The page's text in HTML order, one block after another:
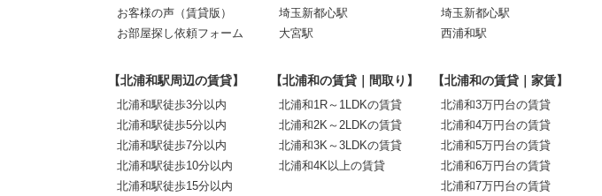
お客様の声（賃貸版）
お部屋探し依頼フォーム
埼玉新都心駅
大宮駅
埼玉新都心駅
西浦和駅
【北浦和駅周辺の賃貸】
北浦和駅徒歩3分以内
北浦和駅徒歩5分以内
北浦和駅徒歩7分以内
北浦和駅徒歩10分以内
北浦和駅徒歩15分以内
【北浦和の賃貸｜間取り】
北浦和1R～1LDKの賃貸
北浦和2K～2LDKの賃貸
北浦和3K～3LDKの賃貸
北浦和4K以上の賃貸
【北浦和の賃貸｜家賃】
北浦和3万円台の賃貸
北浦和4万円台の賃貸
北浦和5万円台の賃貸
北浦和6万円台の賃貸
北浦和7万円台の賃貸